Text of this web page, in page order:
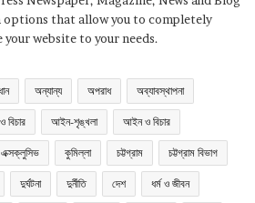
options that allow you to completely
your website to your needs.
অন্যান্য অপরাধ অব্যাবস্থাপনা
আইন-শৃঙ্খলা আইন ও বিচার
এক্সক্লুসিভ কুমিল্লা চট্টগ্রাম চট্টগ্রাম বিভাগ
দুর্ঘটনা দুর্নীতি দেশ ধর্ম ও জীবন